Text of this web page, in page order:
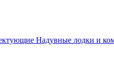
Надувные лодки и